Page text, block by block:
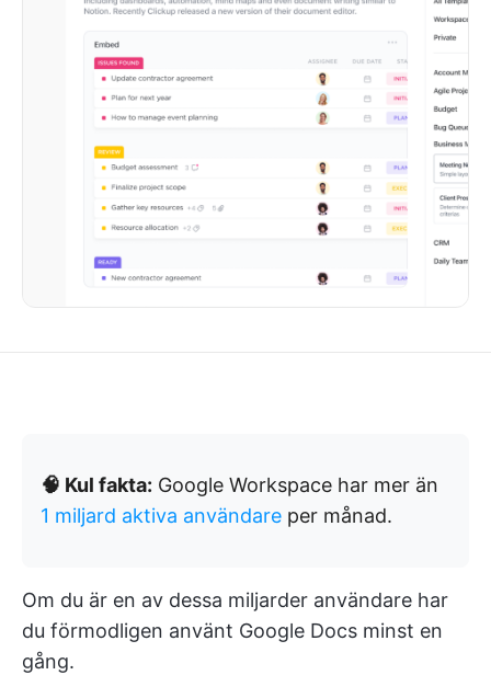
🧠 Kul fakta: Google Workspace har mer än
1 miljard aktiva användare per månad.
Om du är en av dessa miljarder användare har
du förmodligen använt Google Docs minst en
gång.